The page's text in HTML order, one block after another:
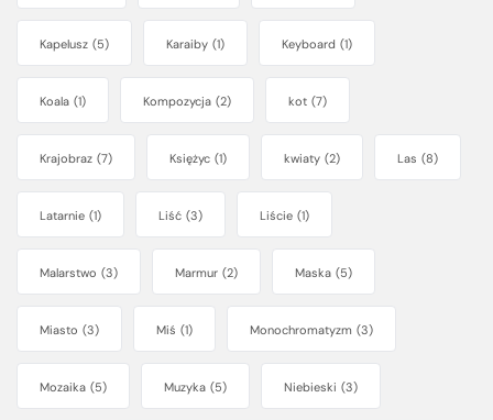
Kapelusz (5) Karaiby (1) Keyboard (1)
Koala (1) Kompozycja (2) kot (7)
Krajobraz (7) Księżyc (1) kwiaty (2) Las (8)
Latarnie (1) Liść (3) Liście (1)
Malarstwo (3) Marmur (2) Maska (5)
Miasto (3) Miś (1) Monochromatyzm (3)
Mozaika (5) Muzyka (5) Niebieski (3)